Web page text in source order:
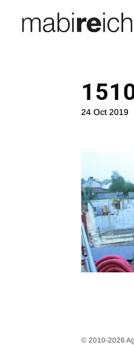
24 Oct 2019
© 2010-2026